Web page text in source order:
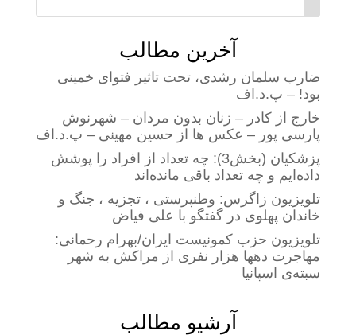
آخرین مطالب
ضارب سلمان رشدی، تحت تاثیر فتوای خمینی
بود! – پ.د.اف
خارج از کادر – زنان بدون مردان – شهرنوش
پارسی پور – عکس ها از حسین مهینی – پ.د.اف
پزشکیان (بخش3): چه تعداد از افراد را پوشش
داده‌ایم و چه تعداد باقی مانده‌اند
تلویزیون زاگرس: وطنپرستی ، تجزیه ، جنگ و
خاندان پهلوی در گفتگو با علی فیاض
تلویزیون حزب کمونیست ایران/بهرام رحمانی:
مهاجرت دهها هزار نفری از مراکش به شهر
سبته‌ی اسپانیا
آرشیو مطالب